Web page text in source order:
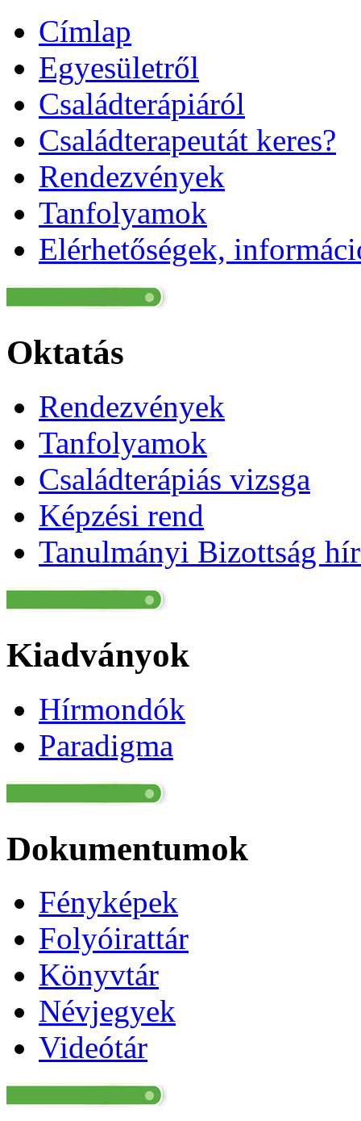
Címlap
Egyesületről
Családterápiáról
Családterapeutát keres?
Rendezvények
Tanfolyamok
Elérhetőségek,
Oktatás
Rendezvények
Tanfolyamok
Családterápiás vizsga
Képzési rend
Tanulmányi Bizottság
Kiadványok
Hírmondók
Paradigma
Dokumentumok
Fényképek
Folyóirattár
Könyvtár
Névjegyek
Videótár